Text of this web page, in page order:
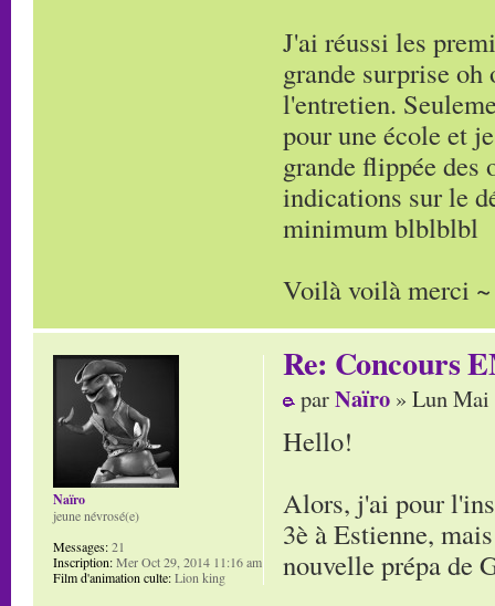
J'ai réussi les
grande surprise
l'entretien.
pour une école et
grande flippée des
indications sur le
minimum blblblbl
Voilà voilà merci ~
Re: Concours
parNaïro » Lun Mai
Hello!
Alors, j'ai pour
3è à Estienne,
nouvelle prépa de
Naïro
jeune névrosé(e)
Messages:21
Inscription:Mer Oct 29, 2014 11:16 am
Film d'animation culte:Lion king